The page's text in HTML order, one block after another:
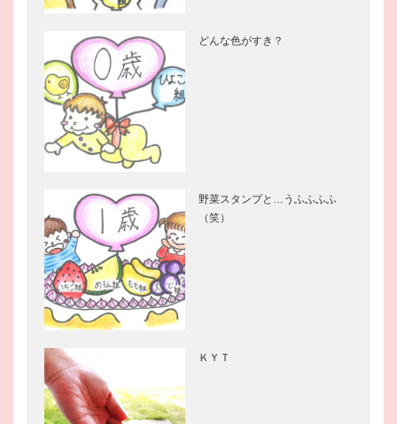
どんな色がすき？
野菜スタンプと…うふふふふ
（笑）
ＫＹＴ